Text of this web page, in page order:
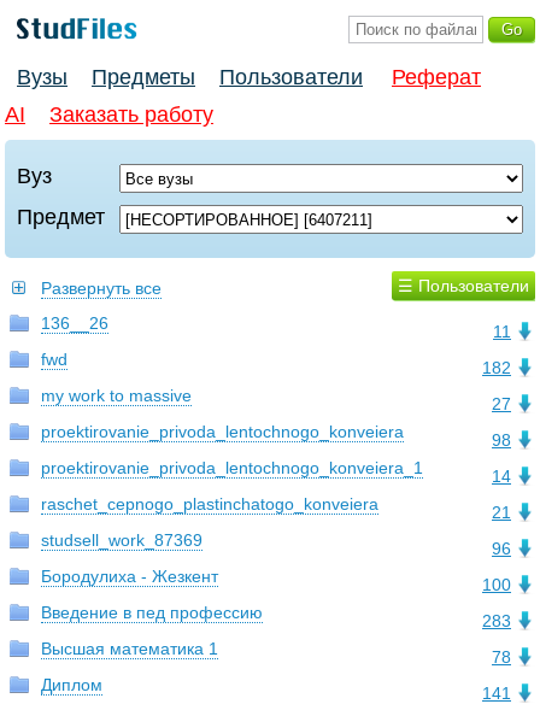
Вузы Предметы Пользователи
Реферат
AI
Заказать работу
Вуз
Предмет
☰ Пользователи
Развернуть все
11
136__26
182
fwd
27
my work to massive
98
proektirovanie_privoda_lentochnogo_konveiera
14
proektirovanie_privoda_lentochnogo_konveiera_1
21
raschet_cepnogo_plastinchatogo_konveiera
96
studsell_work_87369
100
Бородулиха - Жезкент
283
Введение в пед профессию
78
Высшая математика 1
141
Диплом